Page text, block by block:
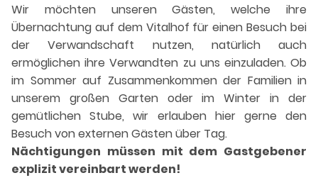
Wir möchten unseren Gästen, welche ihre
Übernachtung auf dem Vitalhof für einen Besuch bei
der Verwandschaft nutzen, natürlich auch
ermöglichen ihre Verwandten zu uns einzuladen. Ob
im Sommer auf Zusammenkommen der Familien in
unserem großen Garten oder im Winter in der
gemütlichen Stube, wir erlauben hier gerne den
Besuch von externen Gästen über Tag.
Nächtigungen müssen mit dem Gastgebener
explizit vereinbart werden!